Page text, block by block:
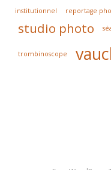
institutionnel reportage
studio photo
trombinoscope